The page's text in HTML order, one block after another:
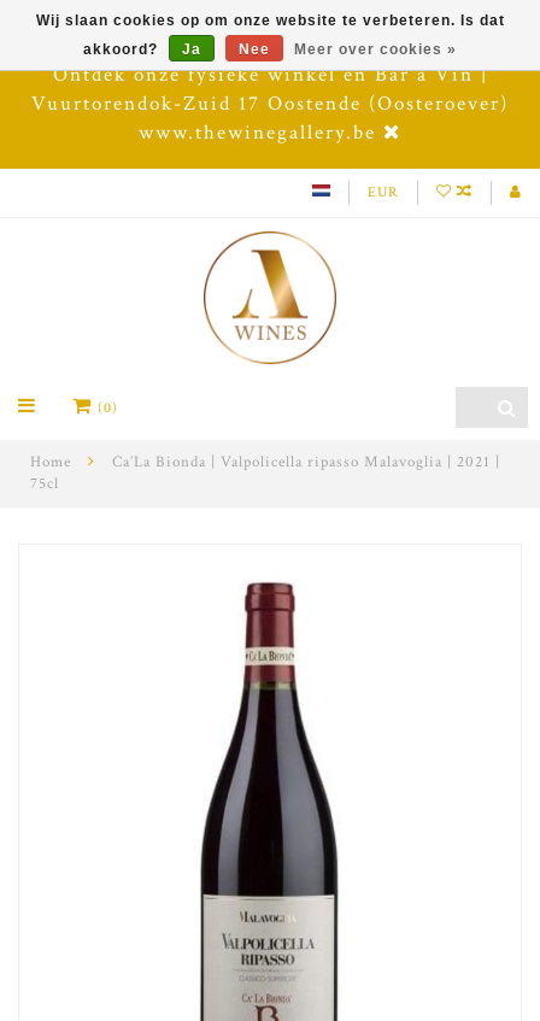
Ontdek onze fysieke winkel en Bar à Vin |
Vuurtorendok-Zuid 17 Oostende (Oosteroever)
www.thewinegallery.be
EUR
(0)
Home
Ca’La Bionda | Valpolicella ripasso Malavoglia | 2021 |
75cl
Wij slaan cookies op om onze website te verbeteren. Is dat
akkoord?
Ja Nee Meer over cookies »